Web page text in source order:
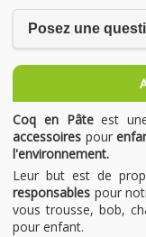
Posez une
Coq en Pâteest
accessoires pour
l'environnement.
Leur but est de
responsables pour
vous trousse, bob,
pour enfant.